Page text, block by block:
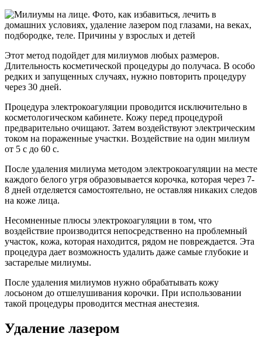
Этот метод подойдет для милиумов любых размеров.
Длительность косметической процедуры до получаса. В особо
редких и запущенных случаях, нужно повторить процедуру
через 30 дней.
Процедура электрокоагуляции проводится исключительно в
косметологическом кабинете. Кожу перед процедурой
предварительно очищают. Затем воздействуют электрическим
током на пораженные участки. Воздействие на один милиум
от 5 с до 60 с.
После удаления милиума методом электрокоагуляции на месте
каждого белого угря образовывается корочка, которая через 7-
8 дней отделяется самостоятельно, не оставляя никаких следов
на коже лица.
Несомненные плюсы электрокоагуляции в том, что
воздействие производится непосредственно на проблемный
участок, кожа, которая находится, рядом не повреждается. Эта
процедура дает возможность удалить даже самые глубокие и
застарелые милиумы.
После удаления милиумов нужно обрабатывать кожу
лосьоном до отшелушивания корочки. При использовании
такой процедуры проводится местная анестезия.
Удаление лазером